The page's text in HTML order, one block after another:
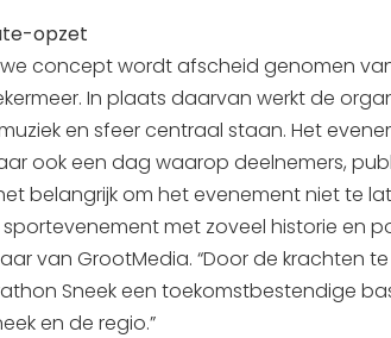
opzet
concept wordt afscheid genomen
In plaats daarvan werkt de
en sfeer centraal staan. Het
ook een dag waarop deelnemers,
belangrijk om het evenement niet te
sportevenement met zoveel historie en
van GrootMedia. “Door de krachten
Sneek een toekomstbestendige
en de regio.”